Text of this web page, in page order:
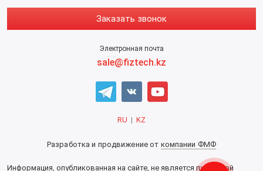
Заказать звонок
Электронная почта
sale@fiztech.kz
RU | KZ
Разработка и продвижение от компании ФМФ
Информация, опубликованная на сайте, не является публичной